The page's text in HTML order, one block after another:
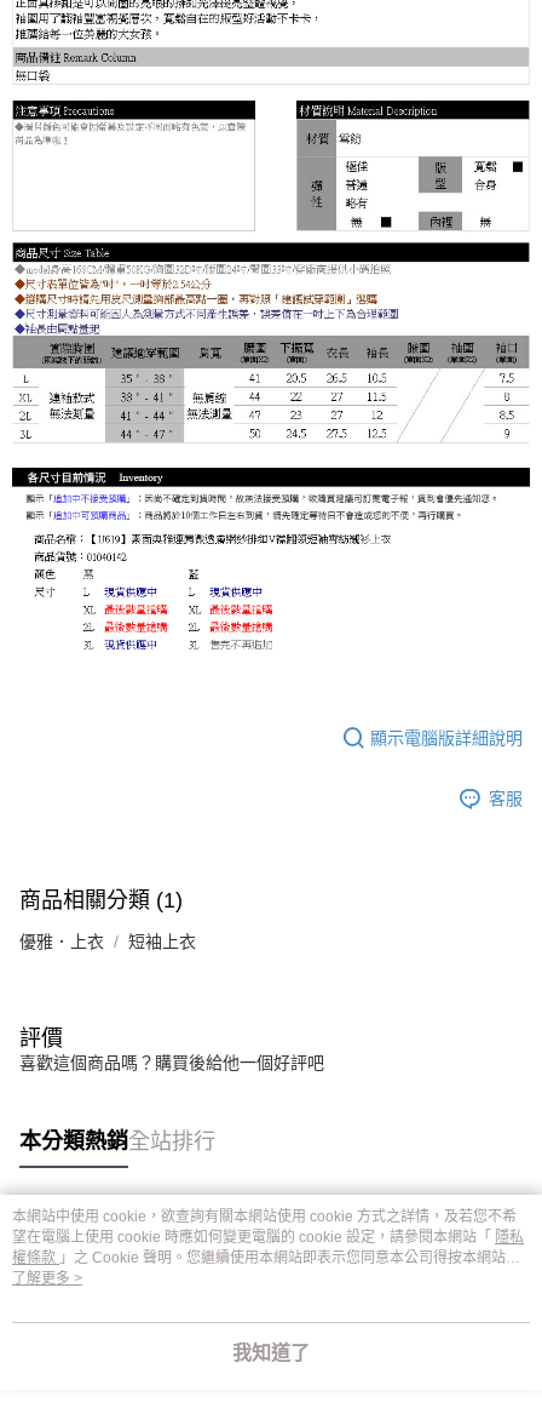
顯示電腦版詳細說明
客服
商品相關分類 (1)
優雅．上衣 短袖上衣
評價
喜歡這個商品嗎？購買後給他一個好評吧
本分類熱銷全站排行
熱門標籤
本網站中使用 cookie，欲查詢有關本網站使用 cookie 方式之詳情，及若您不希
望在電腦上使用 cookie 時應如何變更電腦的 cookie 設定，請參閱本網站「 隱私
權條款 」之 Cookie 聲明。您繼續使用本網站即表示您同意本公司得按本網站使
用條款之 Cookie 聲明使用 cookie。
了解更多 >
我知道了